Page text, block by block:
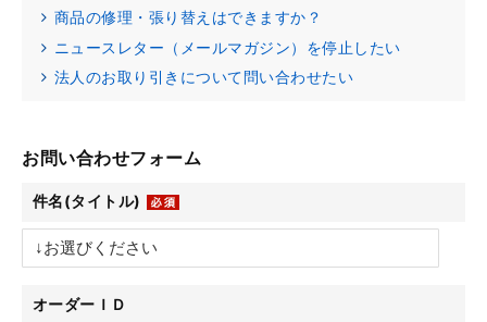
商品の修理・張り替えはできますか？
ニュースレター（メールマガジン）を停止したい
法人のお取り引きについて問い合わせたい
お問い合わせフォーム
件名(タイトル)
オーダーＩＤ